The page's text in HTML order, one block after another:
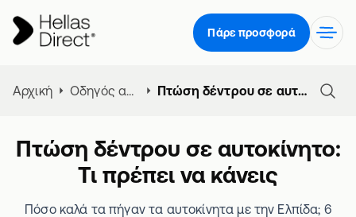
Πάρε προσφορά
Αρχική Οδηγός ασφάλειας αυτοκινήτου Πτώση δέντρου σε αυτοκίνητο: Τι πρέπει να κάνεις
Πτώση δέντρου σε αυτοκίνητο:
Τι πρέπει να κάνεις
Πόσο καλά τα πήγαν τα αυτοκίνητα με την Ελπίδα; 6